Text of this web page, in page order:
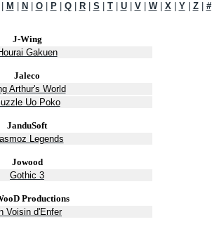
M N O| P| Q| R| S T| U| V| W| X| Y| Z| #|
J-Wing
Gakuen
Jaleco
Arthur's World
Uo Poko
JanduSoft
Legends
Jowood
Gothic 3
Productions
Voisin d'Enfer